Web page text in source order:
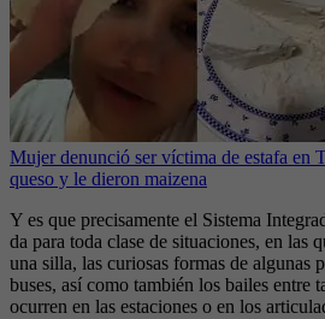
Mujer denunció ser víctima de estafa en
queso y le dieron maizena
Y es que precisamente el Sistema
da para toda clase de situaciones, en las
una silla, las curiosas formas de algunas
buses, así como también los bailes entre
ocurren en las estaciones o en los